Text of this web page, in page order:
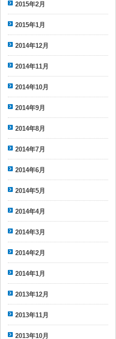
2015年2月
2015年1月
2014年12月
2014年11月
2014年10月
2014年9月
2014年8月
2014年7月
2014年6月
2014年5月
2014年4月
2014年3月
2014年2月
2014年1月
2013年12月
2013年11月
2013年10月